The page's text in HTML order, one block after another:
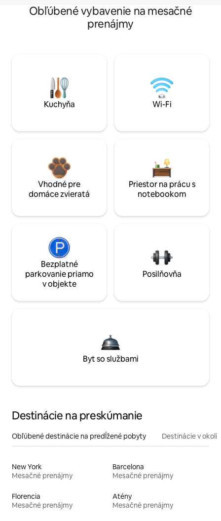
Obľúbené vybavenie na mesačné
prenájmy
Kuchyňa Wi-Fi
Vhodné pre
domáce zvieratá
Priestor na prácu s
notebookom
Bezplatné
parkovanie priamo
v objekte
Posilňovňa
Byt so službami
Destinácie na preskúmanie
Obľúbené destinácie na predĺžené pobyty Destinácie v okolí
New York
Mesačné prenájmy
Barcelona
Mesačné prenájmy
Florencia
Mesačné prenájmy
Atény
Mesačné prenájmy